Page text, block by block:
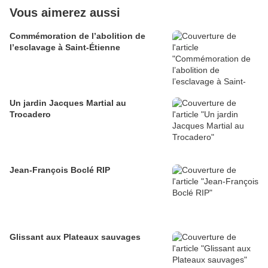
Vous aimerez aussi
Commémoration de l’abolition de
l’esclavage à Saint-Étienne
Un jardin Jacques Martial au
Trocadero
Jean-François Boclé RIP
Glissant aux Plateaux sauvages